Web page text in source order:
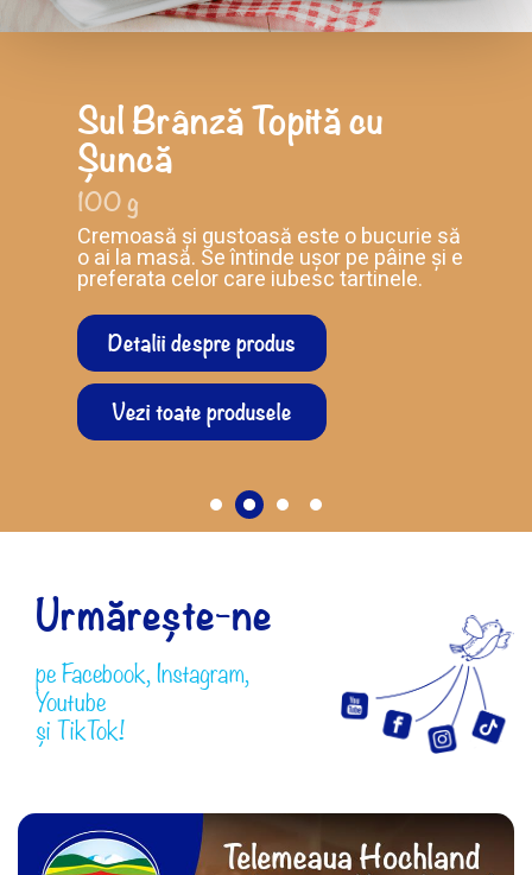
Sul Brânză Topită cu
Șuncă
100 g
Cremoasă și gustoasă este o bucurie să
o ai la masă. Se întinde ușor pe pâine și e
preferata celor care iubesc tartinele.
Detalii despre produs
Vezi toate produsele
Urmărește-ne
peFacebook,Instagram,
Youtube
șiTikTok!